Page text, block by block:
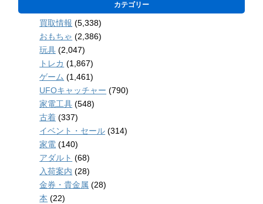
カテゴリー
買取情報 (5,338)
おもちゃ (2,386)
玩具 (2,047)
トレカ (1,867)
ゲーム (1,461)
UFOキャッチャー (790)
家電工具 (548)
古着 (337)
イベント・セール (314)
家電 (140)
アダルト (68)
入荷案内 (28)
金券・貴金属 (28)
本 (22)